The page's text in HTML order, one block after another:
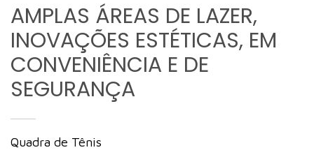
AMPLAS ÁREAS DE LAZER,
INOVAÇÕES ESTÉTICAS, EM
CONVENIÊNCIA E DE
SEGURANÇA
Quadra de Tênis